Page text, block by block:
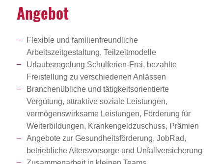
Angebot
Flexible und familienfreundliche
Arbeitszeitgestaltung, Teilzeitmodelle
Urlaubsregelung Schulferien-Frei, bezahlte
Freistellung zu verschiedenen Anlässen
Branchenübliche und tätigkeitsorientierte
Vergütung, attraktive soziale Leistungen,
vermögenswirksame Leistungen, Förderung für
Weiterbildungen, Krankengeldzuschuss, Prämien
Angebote zur Gesundheitsförderung, JobRad,
betriebliche Altersvorsorge und Unfallversicherung